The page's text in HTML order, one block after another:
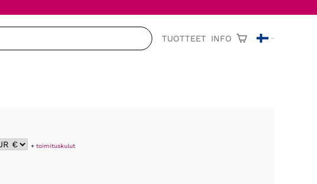
TUOTTEET INFO
+toimituskulut